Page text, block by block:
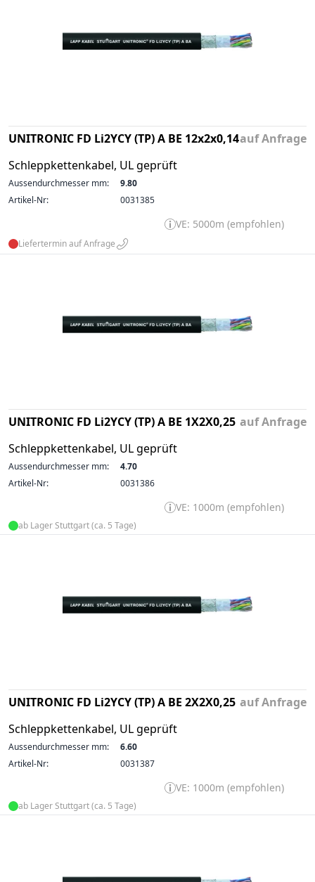
UNITRONIC FD Li2YCY (TP) A BE 12x2x0,14
Schleppkettenkabel, UL geprüft
auf Anfrage
Aussendurchmesser mm:
9.80
Artikel-Nr:
0031385
VE: 5000m (empfohlen)
Liefertermin auf Anfrage
UNITRONIC FD Li2YCY (TP) A BE 1X2X0,25
Schleppkettenkabel, UL geprüft
auf Anfrage
Aussendurchmesser mm:
4.70
Artikel-Nr:
0031386
VE: 1000m (empfohlen)
ab Lager Stuttgart (ca. 5 Tage)
UNITRONIC FD Li2YCY (TP) A BE 2X2X0,25
Schleppkettenkabel, UL geprüft
auf Anfrage
Aussendurchmesser mm:
6.60
Artikel-Nr:
0031387
VE: 1000m (empfohlen)
ab Lager Stuttgart (ca. 5 Tage)